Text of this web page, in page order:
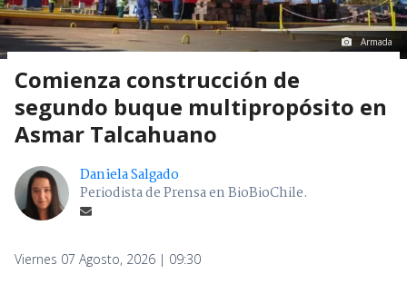
Armada
Comienza construcción de
segundo buque multipropósito en
Asmar Talcahuano
Daniela Salgado
Periodista de Prensa en BioBioChile.
Viernes 07 Agosto, 2026 | 09:30